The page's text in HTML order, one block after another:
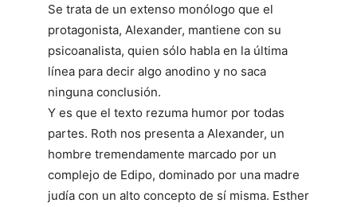
Se trata de un extenso monólogo que el
protagonista, Alexander, mantiene con su
psicoanalista, quien sólo habla en la última
línea para decir algo anodino y no saca
ninguna conclusión.
Y es que el texto rezuma humor por todas
partes. Roth nos presenta a Alexander, un
hombre tremendamente marcado por un
complejo de Edipo, dominado por una madre
judía con un alto concepto de sí misma. Esther